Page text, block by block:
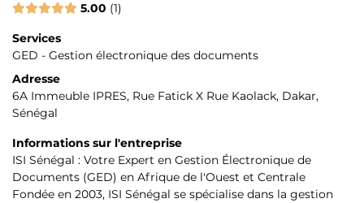
5.00 1
Services
GED - Gestion électronique des documents
Adresse
6A Immeuble IPRES, Rue Fatick X Rue Kaolack, Dakar,
Sénégal
Informations sur l'entreprise
ISI Sénégal : Votre Expert en Gestion Électronique de
Documents (GED) en Afrique de l'Ouest et Centrale
Fondée en 2003, ISI Sénégal se spécialise dans la gestion